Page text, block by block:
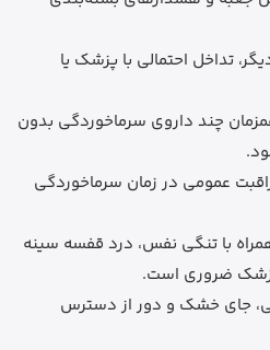
تداخل احتمالی با پزشک یا
چند داروی سرماخوردگی بدون
عمومی در زمان سرماخوردگی
با تنگی نفس، درد قفسه سینه
پزشک ضروری است.
جای خشک و دور از دسترس